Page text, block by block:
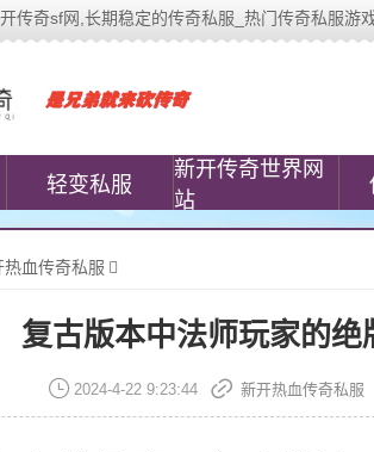
传奇sf网,长期稳定的传奇私服_热门传奇私服游
轻变私服
新开传奇世界网
站
热血传奇私服
复古版本中法师玩家的
2024-4-22 9:23:44 新开热血传奇私服